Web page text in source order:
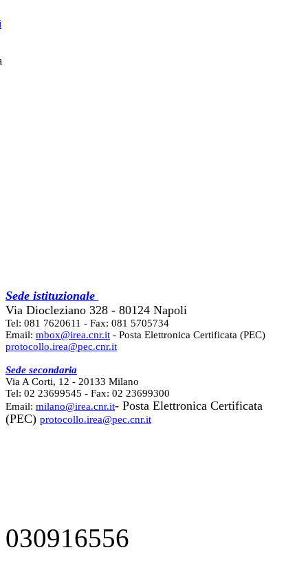
Sede istituzionale
Via Diocleziano 328 - 80124 Napoli
Tel: 081 7620611 - Fax: 081 5705734
Email: mbox@irea.cnr.it - Posta Elettronica Certificata (PEC)
protocollo.irea@pec.cnr.it
Sede secondaria
Via A Corti, 12 - 20133 Milano
Tel: 02 23699545 - Fax: 02 23699300
Email: milano@irea.cnr.it- Posta Elettronica Certificata
(PEC) protocollo.irea@pec.cnr.it
030916556